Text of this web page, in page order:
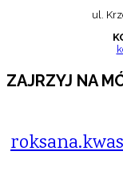
ul.
ZAJRZYJ NA